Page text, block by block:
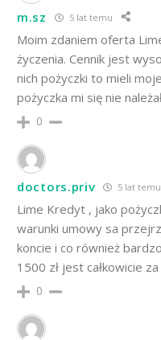
m.sz 5 lat temu
Moim zdaniem oferta
życzenia. Cennik jest
nich pożyczki to mieli
pożyczka mi się nie
0
doctors.priv 5 lat temu
Lime Kredyt , jako
warunki umowy sa
koncie i co również
1500 zł jest całkowicie
0